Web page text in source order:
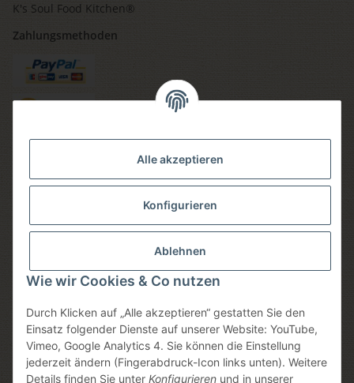
Alle akzeptieren
Konfigurieren
Ablehnen
Wie wir Cookies & Co nutzen
Durch Klicken auf „Alle akzeptieren“ gestatten Sie den
Einsatz folgender Dienste auf unserer Website: YouTube,
Vimeo, Google Analytics 4. Sie können die Einstellung
jederzeit ändern (Fingerabdruck-Icon links unten). Weitere
Details finden Sie unter Konfigurieren und in unserer
K's Soul Food Kitchen®
Zahlungsmethoden
Versandmethoden
Sicheres einkaufen